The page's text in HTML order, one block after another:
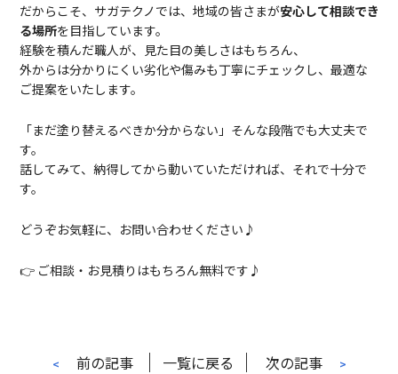
だからこそ、サガテクノ では、地域の皆さまが安心して相談でき
る場所を目指しています。
経験を積んだ職人が、見た目の美しさはもちろん、
外からは分かりにくい劣化や傷みも丁寧にチェックし、最適な
ご提案をいたします。
「まだ塗り替えるべきか分からない」そんな段階でも大丈夫で
す。
話してみて、納得してから動いていただければ、それで十分で
す。
どうぞお気軽に、お問い合わせください♪
👉 ご相談・お見積りはもちろん無料です♪
< 前の記事 一覧に戻る 次の記事 >